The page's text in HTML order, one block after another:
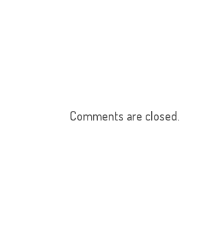
Comments are closed.